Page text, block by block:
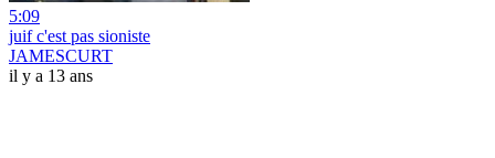
5:09
juif c'est pas sioniste
JAMESCURT
il y a 13 ans